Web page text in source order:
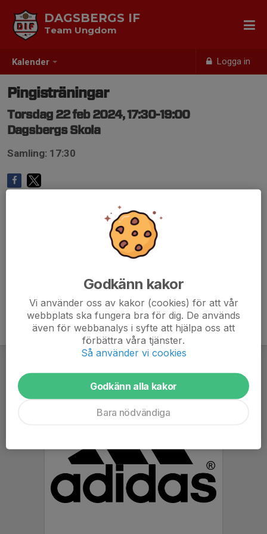
Kalender Logga in
DAGSBERGS IF
Team Ungdom
Pingisträningar
Torsdag 22 feb 2024, 17:30-19:00
Dagsbergs Skola
Samling: 17:30
Godkänn kakor
Vi använder oss av kakor (cookies) för att vår
webbplats ska fungera bra för dig. De används
även för webbanalys i syfte att hjälpa oss att
förbättra våra tjänster.
Så använder vi cookies
Godkänn alla kakor
Bara nödvändiga